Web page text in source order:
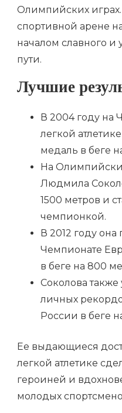
Олимпийских
спортивной арене
началом славного и
пути.
Лучшие
В 2004 году на
легкой
медаль в беге
На
Людмила
1500 метров и
чемпионкой.
В 2012 году
Чемпионате
в беге на 800
Соколова также
личных
России в беге
Ее выдающиеся
легкой атлетике
героиней и
молодых